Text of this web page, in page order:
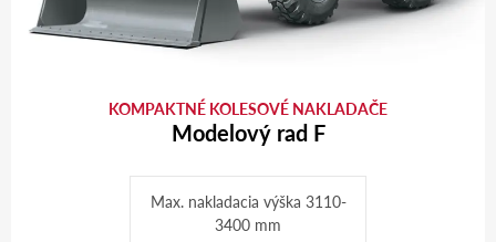
KOMPAKTNÉ KOLESOVÉ NAKLADAČE
Modelový rad F
Max. nakladacia výška 3110-
3400 mm